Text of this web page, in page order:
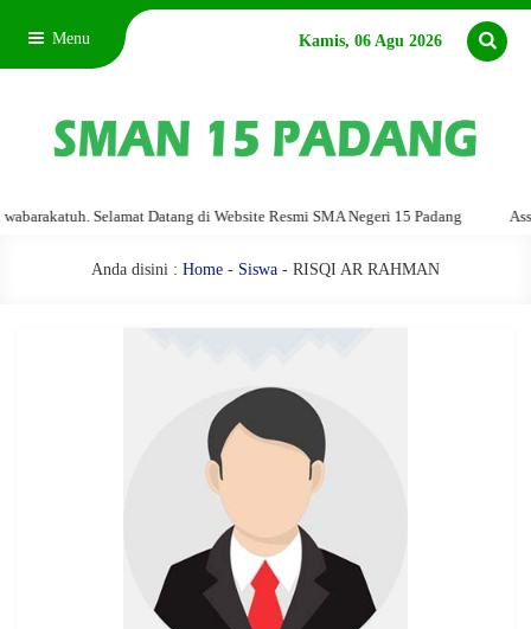
Menu Kamis, 06 Agu 2026
Selamat Datang di Website Resmi SMA Negeri 15 Padang
Anda disini : Home - Siswa - RISQI AR RAHMAN